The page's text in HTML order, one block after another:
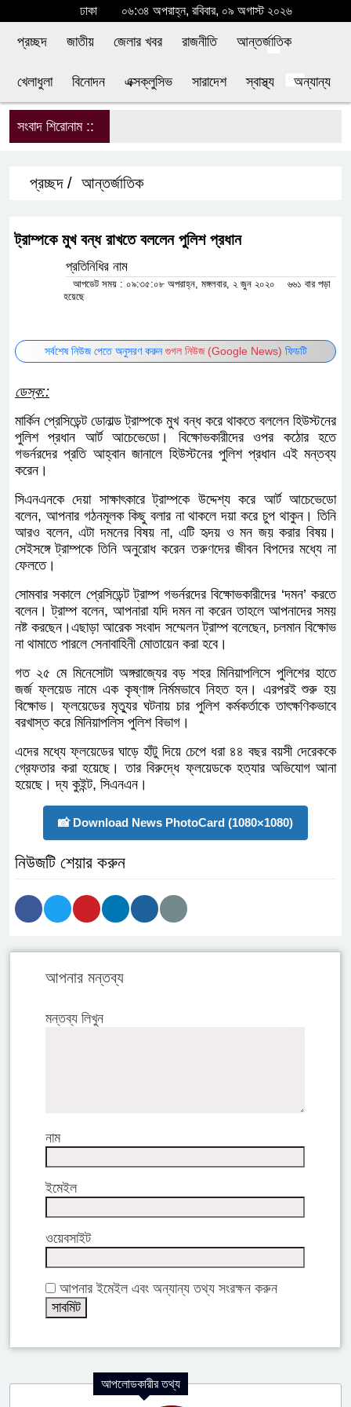
ঢাকা ০৬:৩৪ অপরাহ্ন, রবিবার, ০৯ অগাস্ট ২০২৬
প্রচ্ছদ জাতীয় জেলার খবর রাজনীতি আন্তর্জাতিক
খেলাধুলা বিনোদন এক্সক্লুসিভ সারাদেশ স্বাস্থ্য
অন্যান্য
সংবাদ শিরোনাম ::
প্রচ্ছদ / আন্তর্জাতিক
ট্রাম্পকে মুখ বন্ধ রাখতে বললেন পুলিশ প্রধান
আপডেট সময় : ০৯:৩৫:০৮ অপরাহ্ন, মঙ্গলবার, ২ জুন ২০২০ ৬৬১ বার
পড়া হয়েছে
ডেস্ক::
মার্কিন প্রেসিডেন্ট ডোনাল্ড ট্রাম্পকে মুখ বন্ধ করে থাকতে বললেন
হিউস্টনের পুলিশ প্রধান আর্ট আচেভেডো। বিক্ষোভকারীদের ওপর
কঠোর হতে গভর্নরদের প্রতি আহ্বান জানালে হিউস্টনের পুলিশ
প্রধান এই মন্তব্য করেন।
সিএনএনকে দেয়া সাক্ষাৎকারে ট্রাম্পকে উদ্দেশ্য করে আর্ট
আচেভেডো বলেন, আপনার গঠনমূলক কিছু বলার না থাকলে দয়া
করে চুপ থাকুন। তিনি আরও বলেন, এটা দমনের বিষয় না, এটি
হৃদয় ও মন জয় করার বিষয়। সেইসঙ্গে ট্রাম্পকে তিনি অনুরোধ
করেন তরুণদের জীবন বিপদের মধ্যে না ফেলতে।
সোমবার সকালে প্রেসিডেন্ট ট্রাম্প গভর্নরদের বিক্ষোভকারীদের
‘দমন’ করতে বলেন। ট্রাম্প বলেন, আপনারা যদি দমন না করেন
তাহলে আপনাদের সময় নষ্ট করছেন।এছাড়া আরেক সংবাদ
সম্মেলন ট্রাম্প বলেছেন, চলমান বিক্ষোভ না থামাতে পারলে
সেনাবাহিনী মোতায়েন করা হবে।
গত ২৫ মে মিনেসোটা অঙ্গরাজ্যের বড় শহর মিনিয়াপলিসে
পুলিশের হাতে জর্জ ফ্লয়েড নামে এক কৃষ্ণাঙ্গ নির্মমভাবে নিহত
হন। এরপরই শুরু হয় বিক্ষোভ। ফ্লয়েডের মৃত্যুর ঘটনায় চার
পুলিশ কর্মকর্তাকে তাৎক্ষণিকভাবে বরখাস্ত করে মিনিয়াপলিস
পুলিশ বিভাগ।
এদের মধ্যে ফ্লয়েডের ঘাড়ে হাঁটু দিয়ে চেপে ধরা ৪৪ বছর বয়সী
দেরেককে গ্রেফতার করা হয়েছে। তার বিরুদ্ধে ফ্লয়েডকে হত্যার
অভিযোগ আনা হয়েছে। দ্য কুইন্ট, সিএনএন।
📸 Download News PhotoCard (1080×1080)
নিউজটি শেয়ার করুন
মন্তব্য লিখুন
নাম
ওয়েবসাইট